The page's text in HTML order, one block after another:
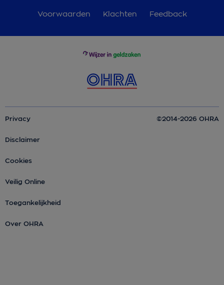
Voorwaarden Klachten Feedback
Privacy
Disclaimer
Cookies
Veilig Online
Toegankelijkheid
Over OHRA
©2014-2026 OHRA